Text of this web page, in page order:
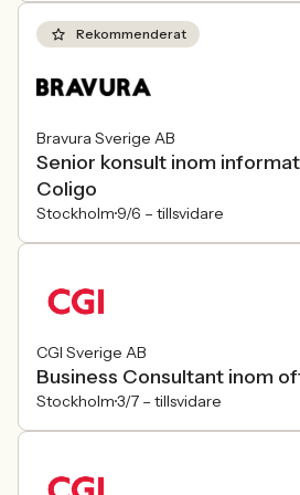
Rekommenderat
Bravura Sverige AB
Senior konsult inom
Coligo
Stockholm 9/6 – tillsvidare
CGI Sverige AB
Business Consultant inom
Stockholm3/7 – tillsvidare